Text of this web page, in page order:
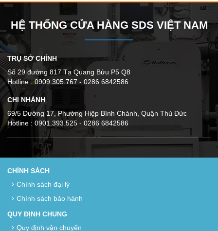
HỆ THỐNG CỬA HÀNG SDS VIỆT NAM
TRỤ SỞ CHÍNH
Số 29 đường 817 Tạ Quang Bửu P5 Q8
Hotline : 0909.305.767 - 0286 6842586
CHI NHÁNH
69/5 Đường 17, Phường Hiệp Bình Chánh, Quận Thủ Đức
Hotline : 0901.393.525 - 0286 6842586
CHÍNH SÁCH
Chính sách đại lý
Chính sách bảo hành
QUY ĐỊNH CHUNG
Quy định vận chuyển